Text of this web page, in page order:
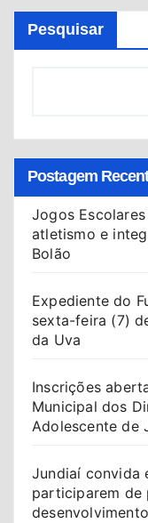
Pesquisar
Postagem
Jogos
atletismo e
Bolão
Expediente do
sexta-feira (7)
da Uva
Inscrições
Municipal dos
Adolescente de
Jundiaí convida
participarem de